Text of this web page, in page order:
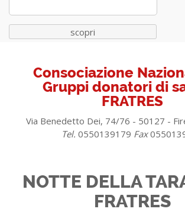
scopri
Consociazione
Gruppi donatori di
FRATRES
Via Benedetto Dei, 74/76 - 50127 -
Tel. 0550139179 Fax
NOTTE DELLA
FRATRES